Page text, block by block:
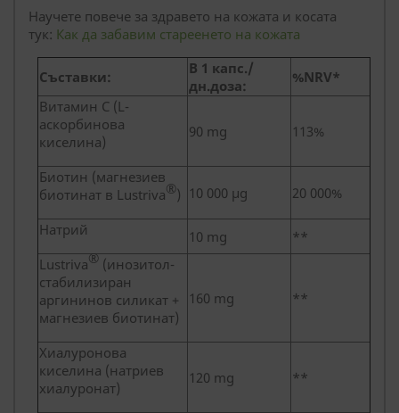
Научете повече за здравето на кожата и косата
тук: Как да забавим стареенето на кожата
Съставки: В 1 капс./
дн.доза:
%NRV*
Витамин C (L-
аскорбинова
киселина)
90 mg 113%
Биотин (магнезиев
биотинат в Lustriva®) 10 000 µg 20 000%
Натрий 10 mg
**
Lustriva® (инозитол-
стабилизиран
аргининов силикат +
магнезиев биотинат)
160 mg **
Хиалуронова
киселина (натриев
хиалуронат)
120 mg **